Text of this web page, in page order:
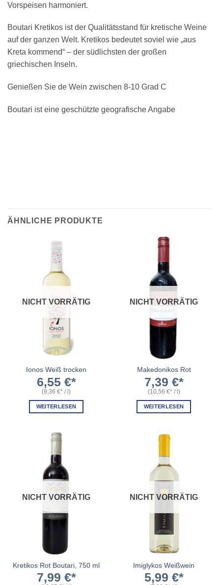
Vorspeisen harmoniert.
Boutari Kretikos ist der Qualitätsstand für kretische Weine
auf der ganzen Welt. Kretikos bedeutet soviel wie „aus
Kreta kommend“ – der südlichsten der großen
griechischen Inseln.
Genießen Sie de Wein zwischen 8-10 Grad C
Boutari ist eine geschützte geografische Angabe
ÄHNLICHE PRODUKTE
NICHT VORRÄTIG
Ionos Weiß trocken
6,55 €
(9,36 € /l)
WEITERLESEN
NICHT VORRÄTIG
Makedonikos Rot
7,39 €
(10,56 € /l)
WEITERLESEN
NICHT VORRÄTIG
Kretikos Rot Boutari, 750 ml
7,99 €
NICHT VORRÄTIG
Imiglykos Weißwein
5,99 €